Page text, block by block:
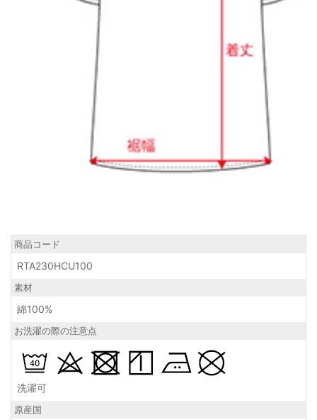
商品コード
RTA230HCU100
素材
綿100%
お洗濯の際の注意点
洗濯可
原産国